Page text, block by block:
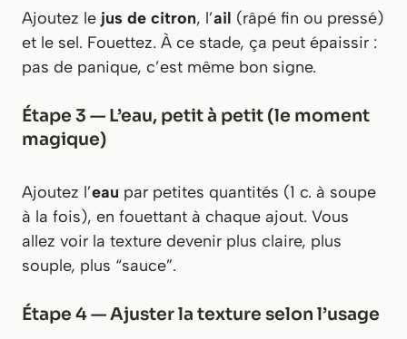
Ajoutez le jus de citron, l’ail (râpé fin ou pressé)
et le sel. Fouettez. À ce stade, ça peut épaissir :
pas de panique, c’est même bon signe.
Étape 3 — L’eau, petit à petit (le moment
magique)
Ajoutez l’eau par petites quantités (1 c. à soupe
à la fois), en fouettant à chaque ajout. Vous
allez voir la texture devenir plus claire, plus
souple, plus “sauce”.
Étape 4 — Ajuster la texture selon l’usage